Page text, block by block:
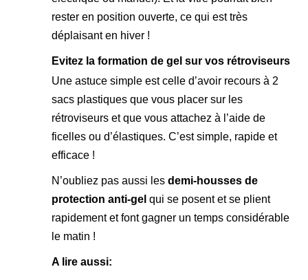
rester en position ouverte, ce qui est très
déplaisant en hiver !
Evitez la formation de gel sur vos rétroviseurs
Une astuce simple est celle d’avoir recours à 2
sacs plastiques que vous placer sur les
rétroviseurs et que vous attachez à l’aide de
ficelles ou d’élastiques. C’est simple, rapide et
efficace !
N’oubliez pas aussi les demi-housses de
protection anti-gel qui se posent et se plient
rapidement et font gagner un temps considérable
le matin !
A lire aussi: